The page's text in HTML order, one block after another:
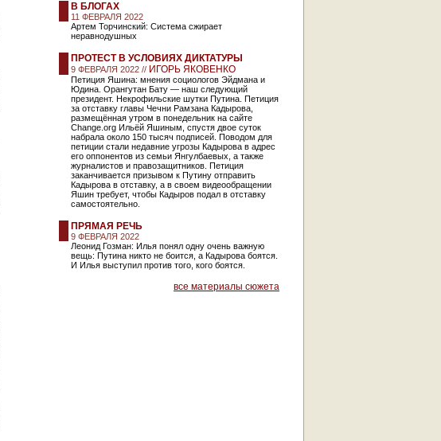
В БЛОГАХ
11 ФЕВРАЛЯ 2022
Артем Торчинский: Система сжирает
неравнодушных
ПРОТЕСТ В УСЛОВИЯХ ДИКТАТУРЫ
9 ФЕВРАЛЯ 2022 // ИГОРЬ ЯКОВЕНКО
Петиция Яшина: мнения социологов Эйдмана и
Юдина. Орангутан Бату — наш следующий
президент. Некрофильские шутки Путина. Петиция
за отставку главы Чечни Рамзана Кадырова,
размещённая утром в понедельник на сайте
Change.org Ильёй Яшиным, спустя двое суток
набрала около 150 тысяч подписей. Поводом для
петиции стали недавние угрозы Кадырова в адрес
его оппонентов из семьи Янгулбаевых, а также
журналистов и правозащитников. Петиция
заканчивается призывом к Путину отправить
Кадырова в отставку, а в своем видеообращении
Яшин требует, чтобы Кадыров подал в отставку
самостоятельно.
ПРЯМАЯ РЕЧЬ
9 ФЕВРАЛЯ 2022
Леонид Гозман: Илья понял одну очень важную
вещь: Путина никто не боится, а Кадырова боятся.
И Илья выступил против того, кого боятся.
все материалы сюжета